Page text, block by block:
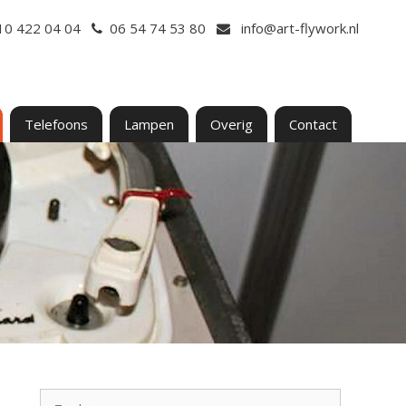
422 04 04 06 54 74 53 80 info@art-flywork.nl
Telefoons Lampen Overig Contact